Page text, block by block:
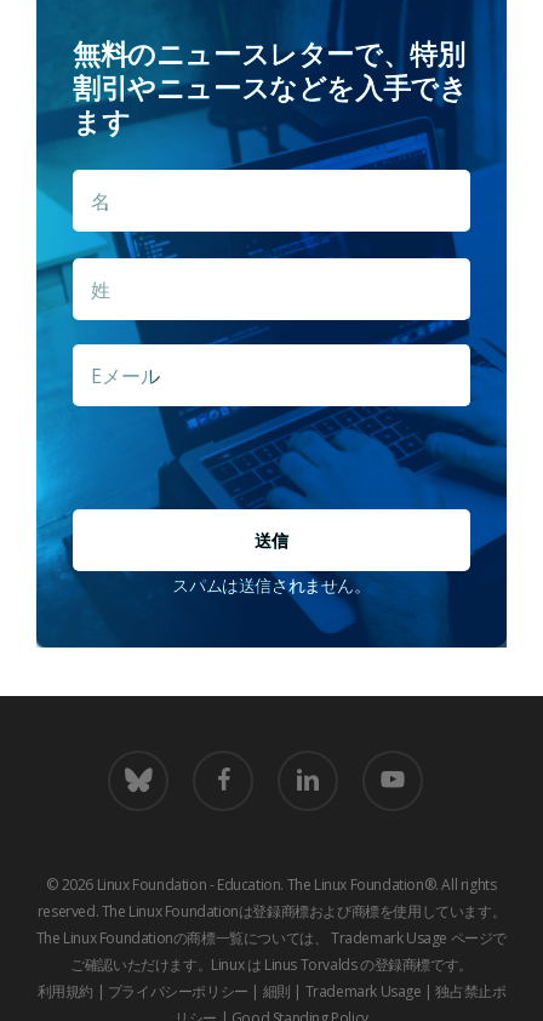
無料のニュースレターで、特別
割引やニュースなどを入手でき
ます
名
名
姓
E
ー
スパムは送信されません。
ッ
ク
© 2026 Linux Foundation - Education. The Linux Foundation®. All rights
reserved. The Linux Foundationは登録商標および商標を使用しています。
The Linux Foundationの商標一覧については、Trademark Usage ページで
ご確認いただけます。Linux は Linus Torvalds の登録商標です。
利用規約 | プライバシーポリシー | 細則 | Trademark Usage |独占禁止ポ